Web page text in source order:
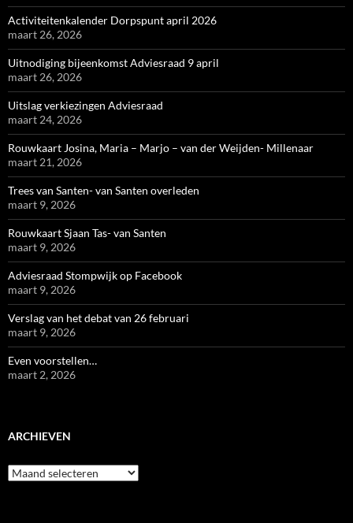
Activiteitenkalender Dorpspunt april 2026
maart 26, 2026
Uitnodiging bijeenkomst Adviesraad 9 april
maart 26, 2026
Uitslag verkiezingen Adviesraad
maart 24, 2026
Rouwkaart Josina, Maria – Marjo – van der Weijden- Millenaar
maart 21, 2026
Trees van Santen- van Santen overleden
maart 9, 2026
Rouwkaart Sjaan Tas- van Santen
maart 9, 2026
Adviesraad Stompwijk op Facebook
maart 9, 2026
Verslag van het debat van 26 februari
maart 9, 2026
Even voorstellen…
maart 2, 2026
ARCHIEVEN
Archieven